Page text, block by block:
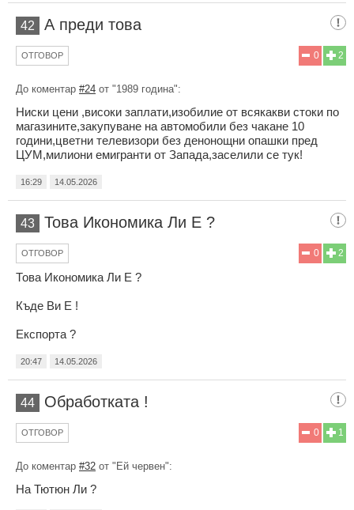
42 А преди това
2
0
ОТГОВОР
До коментар #24 от "1989 година":
Ниски цени ,високи заплати,изобилие от всякакви стоки по
магазините,закупуване на автомобили без чакане 10
години,цветни телевизори без денонощни опашки пред
ЦУМ,милиони емигранти от Запада,заселили се тук!
16:29 14.05.2026
43 Това Икономика Ли Е ?
2
0
ОТГОВОР
Това Икономика Ли Е ?
Къде Ви Е !
Експорта ?
20:47 14.05.2026
44 Обработката !
1
0
ОТГОВОР
До коментар #32 от "Ей червен":
На Тютюн Ли ?